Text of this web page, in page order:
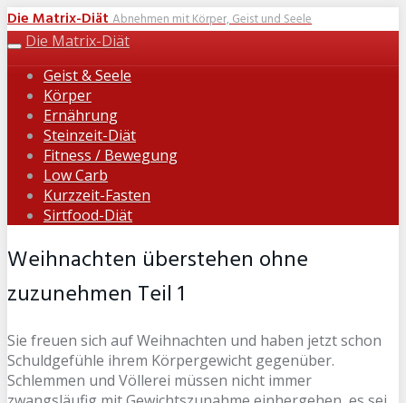
Skip
to
content
Die Matrix-DiätAbnehmen mit Körper, Geist und Seele
Toggle
navigation
Die Matrix-Diät
Geist & Seele
Körper
Ernährung
Steinzeit-Diät
Fitness / Bewegung
Low Carb
Kurzzeit-Fasten
Sirtfood-Diät
Weihnachten überstehen ohne
zuzunehmen Teil 1
Sie freuen sich auf Weihnachten und haben jetzt schon
Schuldgefühle ihrem Körpergewicht gegenüber.
Schlemmen und Völlerei müssen nicht immer